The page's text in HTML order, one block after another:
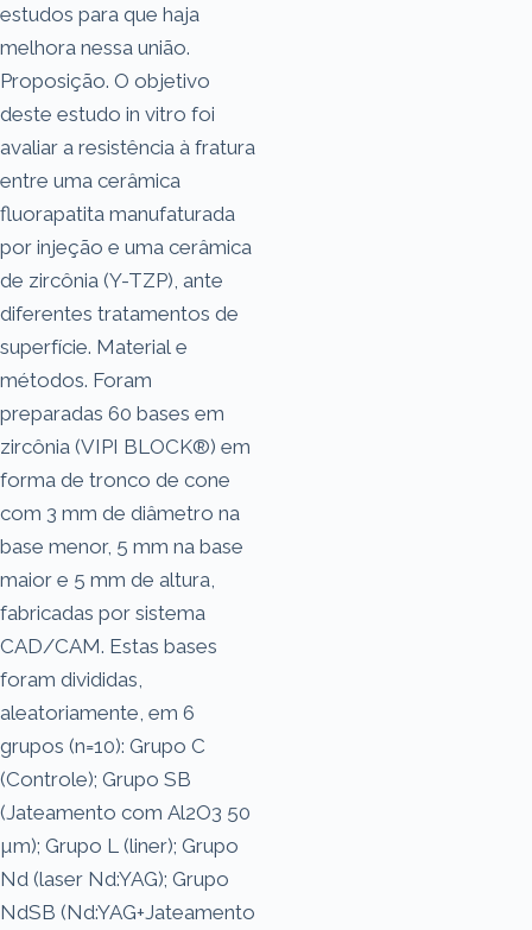
estudos para que haja
melhora nessa união.
Proposição. O objetivo
deste estudo in vitro foi
avaliar a resistência à fratura
entre uma cerâmica
fluorapatita manufaturada
por injeção e uma cerâmica
de zircônia (Y-TZP), ante
diferentes tratamentos de
superfície. Material e
métodos. Foram
preparadas 60 bases em
zircônia (VIPI BLOCK®) em
forma de tronco de cone
com 3 mm de diâmetro na
base menor, 5 mm na base
maior e 5 mm de altura,
fabricadas por sistema
CAD/CAM. Estas bases
foram divididas,
aleatoriamente, em 6
grupos (n=10): Grupo C
(Controle); Grupo SB
(Jateamento com Al2O3 50
µm); Grupo L (liner); Grupo
Nd (laser Nd:YAG); Grupo
NdSB (Nd:YAG+Jateamento